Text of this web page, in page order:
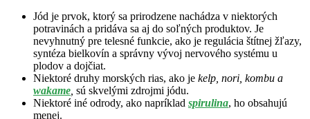
Jód je prvok, ktorý sa prirodzene nachádza v niektorých
potravinách a pridáva sa aj do soľných produktov. Je
nevyhnutný pre telesné funkcie, ako je regulácia štítnej žľazy,
syntéza bielkovín a správny vývoj nervového systému u
plodov a dojčiat.
Niektoré druhy morských rias, ako je kelp, nori, kombu a
wakame sú skvelými zdrojmi jódu.
Niektoré iné odrody, ako napríklad spirulina, ho obsahujú
menej.